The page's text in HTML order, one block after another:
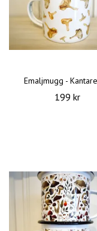
Emaljmugg -
199 kr